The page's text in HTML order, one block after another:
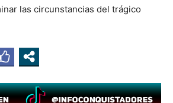
las circunstancias del trágico